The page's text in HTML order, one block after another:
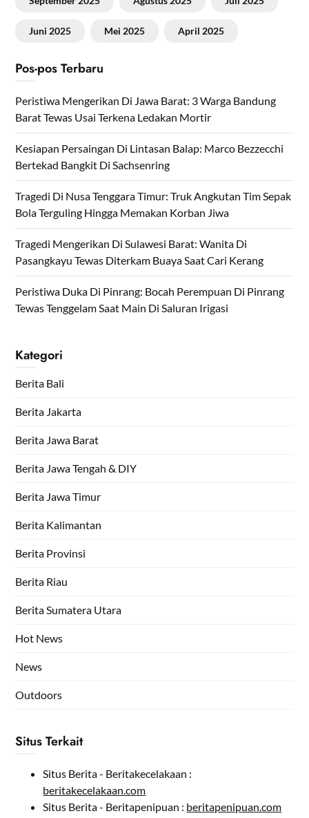
Juni 2025 Mei 2025 April 2025
Pos-pos Terbaru
Peristiwa Mengerikan Di Jawa Barat: 3 Warga Bandung
Barat Tewas Usai Terkena Ledakan Mortir
Kesiapan Persaingan Di Lintasan Balap: Marco Bezzecchi
Bertekad Bangkit Di Sachsenring
Tragedi Di Nusa Tenggara Timur: Truk Angkutan Tim Sepak
Bola Terguling Hingga Memakan Korban Jiwa
Tragedi Mengerikan Di Sulawesi Barat: Wanita Di
Pasangkayu Tewas Diterkam Buaya Saat Cari Kerang
Peristiwa Duka Di Pinrang: Bocah Perempuan Di Pinrang
Tewas Tenggelam Saat Main Di Saluran Irigasi
Kategori
Berita Bali
Berita Jakarta
Berita Jawa Barat
Berita Jawa Tengah & DIY
Berita Jawa Timur
Berita Kalimantan
Berita Provinsi
Berita Riau
Berita Sumatera Utara
Hot News
News
Outdoors
Situs Terkait
Situs Berita - Beritakecelakaan :
beritakecelakaan.com
Situs Berita - Beritapenipuan : beritapenipuan.com